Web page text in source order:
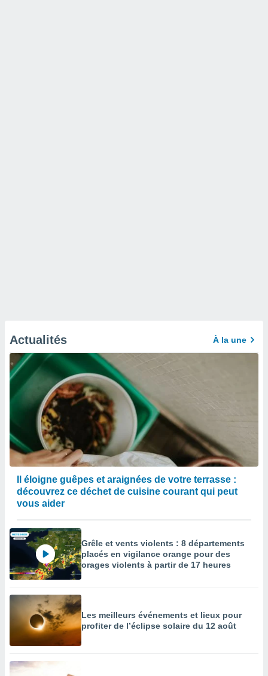
Actualités À la une
Il éloigne guêpes et araignées de votre terrasse :
découvrez ce déchet de cuisine courant qui peut
vous aider
Grêle et vents violents : 8 départements
placés en vigilance orange pour des
orages violents à partir de 17 heures
Les meilleurs événements et lieux pour
profiter de l’éclipse solaire du 12 août